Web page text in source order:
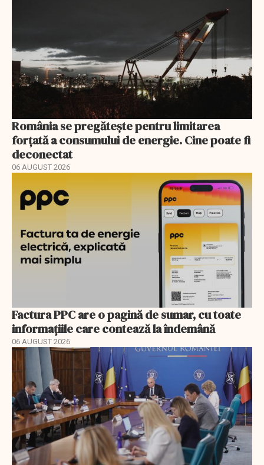
România se pregătește pentru limitarea
forțată a consumului de energie. Cine poate fi
deconectat
06 AUGUST 2026
Factura PPC are o pagină de sumar, cu toate
informațiile care contează la îndemână
06 AUGUST 2026